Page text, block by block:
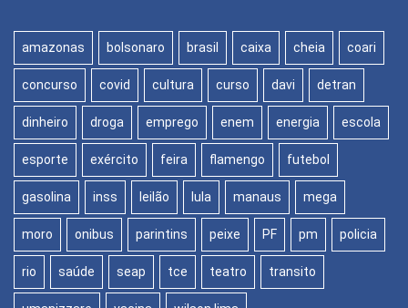
amazonas bolsonaro brasil caixa cheia coari
concurso covid cultura curso davi detran
dinheiro droga emprego enem energia escola
esporte exército feira flamengo futebol
gasolina inss leilão lula manaus mega
moro onibus parintins peixe PF pm policia
rio saúde seap tce teatro transito